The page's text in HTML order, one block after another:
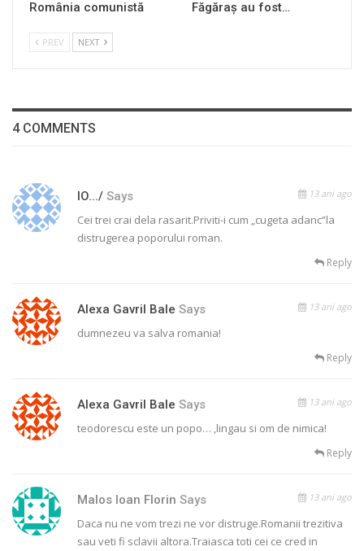
România comunistă
Făgăraș au fost…
PREV NEXT
4 COMMENTS
IO.../ Says 13 ani ago
Cei trei crai dela rasarit.Priviti-i cum „cugeta adanc”la
distrugerea poporului roman.
Reply
Alexa Gavril Bale Says 13 ani ago
dumnezeu va salva romania!
Reply
Alexa Gavril Bale Says 13 ani ago
teodorescu este un popo… ,lingau si om de nimica!
Reply
Malos Ioan Florin Says 13 ani ago
Daca nu ne vom trezi ne vor distruge.Romanii trezitiva
sau veti fi sclavii altora.Traiasca toti cei ce cred in